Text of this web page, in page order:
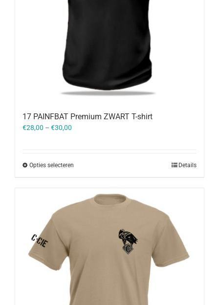
17 PAINFBAT Premium ZWART T-shirt
€28,00 – €30,00
Opties selecteren Details